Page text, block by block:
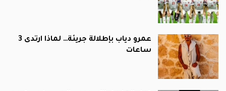
عمرو دياب بإطلالة جريئة… لماذا ارتدى 3
ساعات